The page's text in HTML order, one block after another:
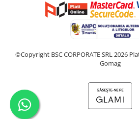
©Copyright BSC CORPORATE SRL 2026
Gomag